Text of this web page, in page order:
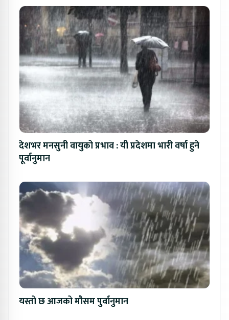
देशभर मनसुनी वायुको प्रभाव : यी प्रदेशमा भारी वर्षा हुने
पूर्वानुमान
यस्तो छ आजको मौसम पुर्वानुमान